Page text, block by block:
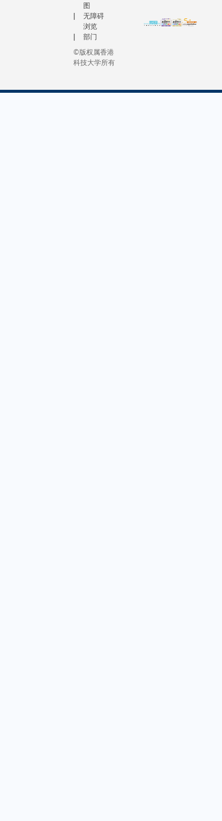
图
无障碍
浏览
部门
©版权属香港
科技大学所有